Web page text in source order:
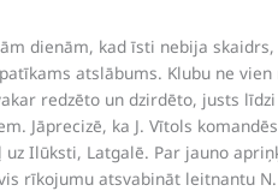
dienām, kad īsti nebija
atslābums. Klubu ne
redzēto un dzirdēto, justs
Jāprecizē, ka J. Vītols
Ilūksti, Latgalē. Par jauno
rīkojumu atsvabināt leitnantu